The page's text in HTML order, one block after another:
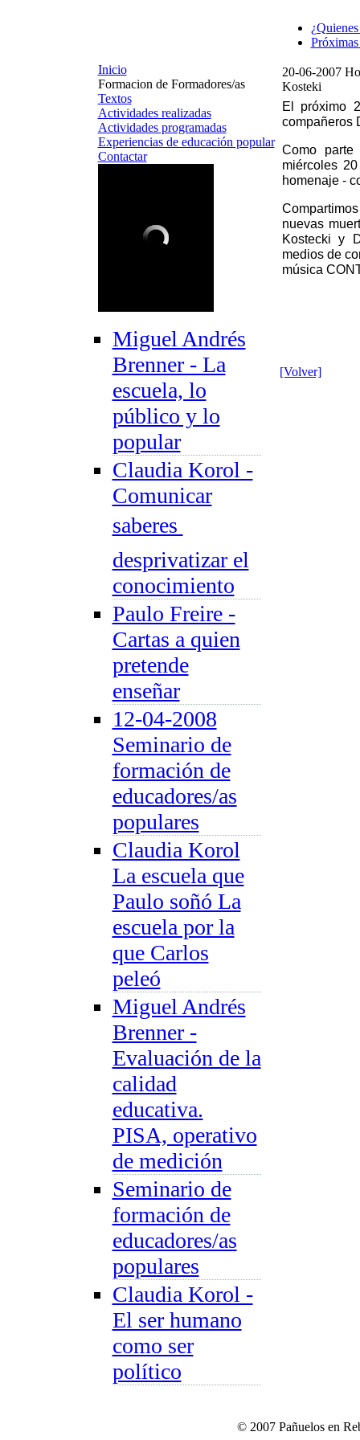
Inicio
Formacion de Formadores/as
Textos
Actividades realizadas
Actividades programadas
Experiencias de educación popular
Contactar
Miguel Andrés
Brenner - La
escuela, lo
público y lo
popular
Claudia Korol -
Comunicar
saberes 
desprivatizar el
conocimiento
Paulo Freire -
Cartas a quien
pretende
enseñar
12-04-2008
Seminario de
formación de
educadores/as
populares
Claudia Korol
La escuela que
Paulo soñó La
escuela por la
que Carlos
peleó
Miguel Andrés
Brenner -
Evaluación de la
calidad
educativa.
PISA, operativo
de medición
Seminario de
formación de
educadores/as
populares
Claudia Korol -
El ser humano
como ser
político
20-06-2007
Kosteki
El próximo
compañeros
Como
miércoles
homenaje -
nuevas
Kostecki y
medios de
música
[Volver]
© 2007 Pañuelos en